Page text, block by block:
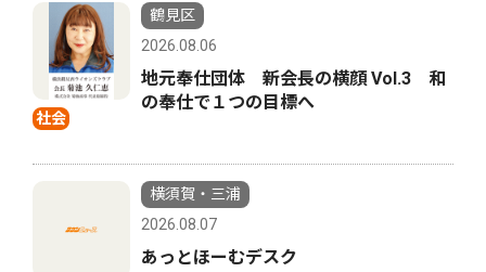
社会
鶴見区
2026.08.06
地元奉仕団体 新会長の横顔 Vol.3 和
の奉仕で１つの目標へ
横須賀・三浦
2026.08.07
あっとほーむデスク